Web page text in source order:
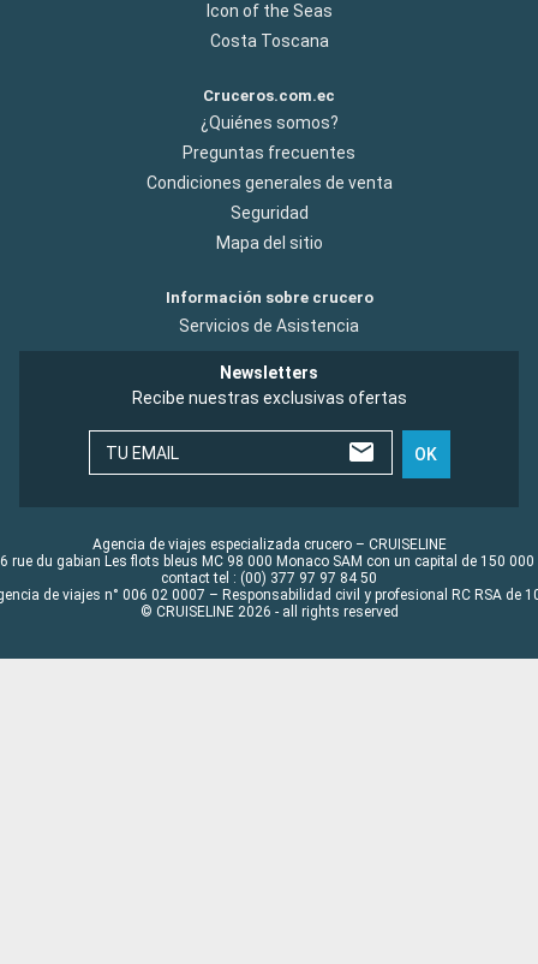
Icon of the Seas
Costa Toscana
Cruceros.com.ec
¿Quiénes somos?
Preguntas frecuentes
Condiciones generales de venta
Seguridad
Mapa del sitio
Información sobre crucero
Servicios de Asistencia
Newsletters
Recibe nuestras exclusivas ofertas
TU EMAIL OK
Agencia de viajes especializada crucero – CRUISELINE
rue du gabian Les flots bleus MC 98 000 Monaco SAM con un capital de 150 000
contact tel : (00) 377 97 97 84 50
de viajes n° 006 02 0007 – Responsabilidad civil y profesional RC RSA de
© CRUISELINE 2026 - all rights reserved